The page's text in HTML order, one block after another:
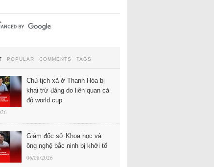
POPULAR COMMENTS TAGS
Chủ tịch xã ở Thanh Hóa bị
khai trừ đảng do liên quan cá
độ world cup
Giám đốc sở Khoa học và
ông nghệ bắc ninh bị khởi tố
06/08/2026